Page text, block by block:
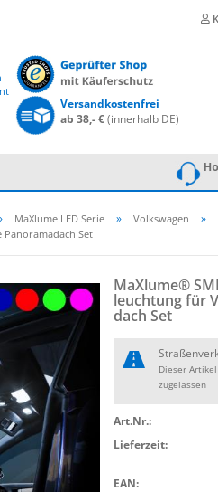
Passwort vergessen?
Versandkostenfrei
ab 38,- €(innerhalb DE)
MaXlume LED Serie » Volkswagen »
Set
MaXlu­me®
leuch­tung für
dach Set
Art.Nr.:
Lieferzeit:
EAN:
Dieser
zugelassen